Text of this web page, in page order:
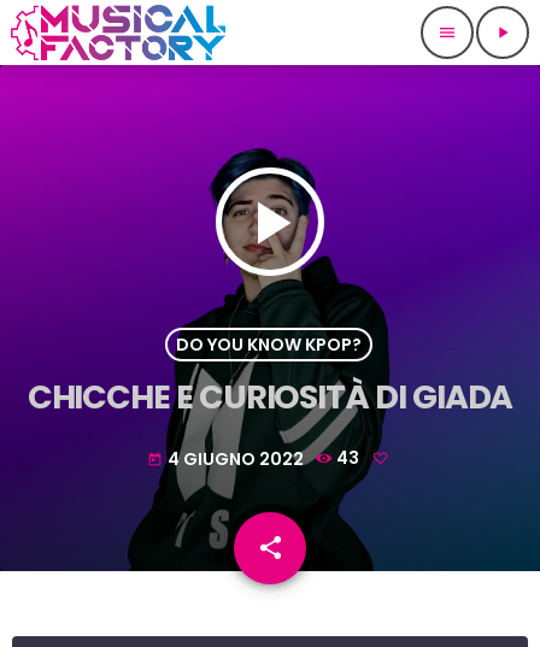
menu play_arrow
play_arrow
DO YOU KNOW KPOP?
CHICCHE E CURIOSITÀ DI GIADA
today 4 GIUGNO 2022 43
share
email